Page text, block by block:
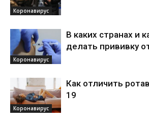
Коронавирус
Коронавирус
В каких странах и
делать прививку
Коронавирус
Как отличить
19